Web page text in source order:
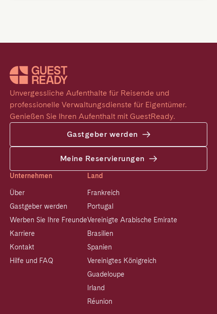
Unvergessliche Aufenthalte für Reisende und
professionelle Verwaltungsdienste für Eigentümer.
Genießen Sie Ihren Aufenthalt mit GuestReady.
Gastgeber werden
Meine Reservierungen
Unternehmen
Über
Gastgeber werden
Werben Sie Ihre Freunde
Karriere
Kontakt
Hilfe und FAQ
Land
Frankreich
Portugal
Vereinigte Arabische Emirate
Brasilien
Spanien
Vereinigtes Königreich
Guadeloupe
Irland
Réunion